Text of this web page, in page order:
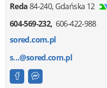
Reda84-240, Gdańska 12
604-569-232 606-422-988
sored.com.pl
s...@sored.com.pl